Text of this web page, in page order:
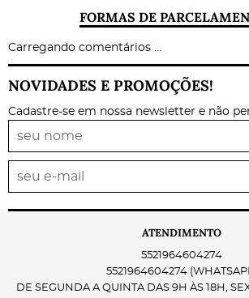
FORMAS DE
Carregando comentários ...
NOVIDADES E PROMOÇÕES!
Cadastre-se em nossa newsletter e não
ATENDIMENTO
5521964604274
5521964604274
DE SEGUNDA A QUINTA DAS 9H ÀS 18H,